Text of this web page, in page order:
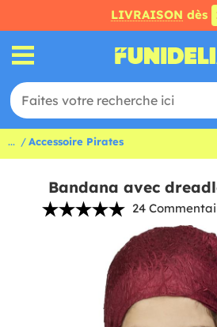
LIVRAISON dès
... Accessoire Pirates
Bandana avec
24